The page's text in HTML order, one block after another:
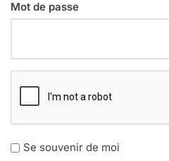
Mot de passe
Se souvenir de moi